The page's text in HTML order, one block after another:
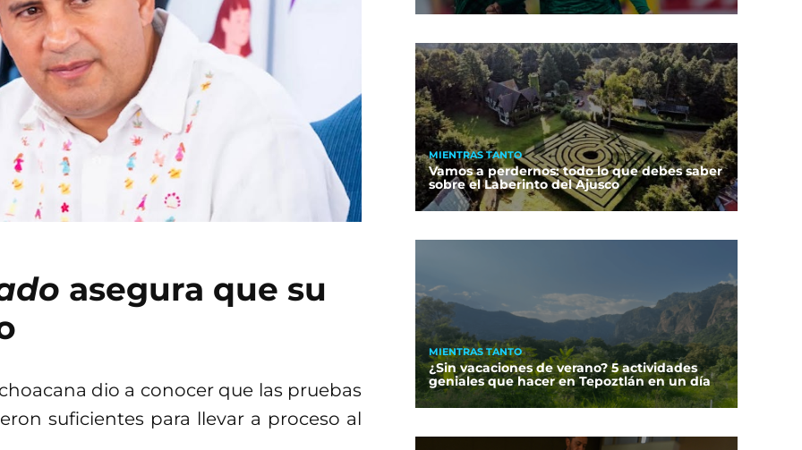
asegura que su
dio a conocer que las pruebas
suficientes para llevar a proceso al
MIENTRAS TANTO
Vamos a perdernos: todo lo que debes saber
sobre el Laberinto del Ajusco
MIENTRAS TANTO
¿Sin vacaciones de verano? 5 actividades
geniales que hacer en Tepoztlán en un día